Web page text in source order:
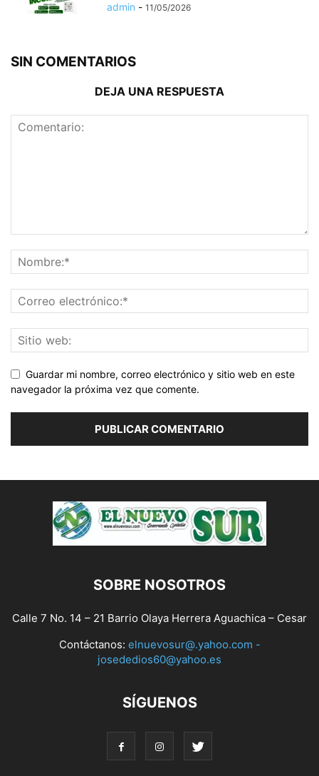
admin - 11/05/2026
SIN COMENTARIOS
DEJA UNA RESPUESTA
Guardar mi nombre, correo electrónico y sitio web en este
navegador la próxima vez que comente.
SOBRE NOSOTROS
Calle 7 No. 14 – 21 Barrio Olaya Herrera Aguachica – Cesar
Contáctanos: elnuevosur@.yahoo.com -
josededios60@yahoo.es
SÍGUENOS